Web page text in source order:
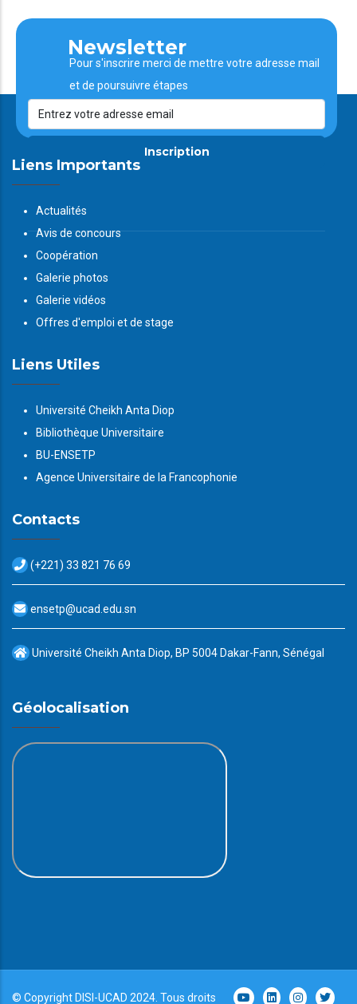
Newsletter
Pour s'inscrire merci de mettre votre adresse mail
et de poursuivre étapes
Inscription
Liens Importants
Actualités
Avis de concours
Coopération
Galerie photos
Galerie vidéos
Offres d'emploi et de stage
Liens Utiles
Université Cheikh Anta Diop
Bibliothèque Universitaire
BU-ENSETP
Agence Universitaire de la Francophonie
Contacts
(+221) 33 821 76 69
ensetp@ucad.edu.sn
Université Cheikh Anta Diop, BP 5004 Dakar-Fann, Sénégal
Géolocalisation
© Copyright DISI -UCAD 2024. Tous droits